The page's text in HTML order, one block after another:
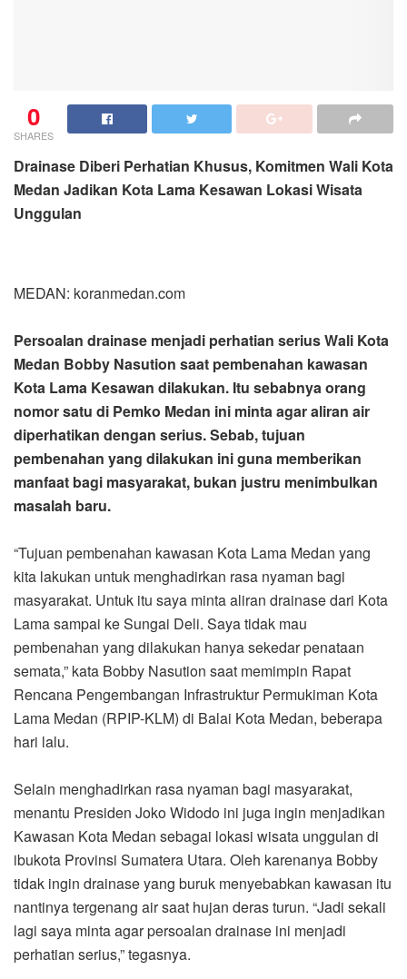
0
SHARES
Drainase Diberi Perhatian Khusus, Komitmen Wali Kota
Medan Jadikan Kota Lama Kesawan Lokasi Wisata
Unggulan
MEDAN: koranmedan.com
Persoalan drainase menjadi perhatian serius Wali Kota
Medan Bobby Nasution saat pembenahan kawasan
Kota Lama Kesawan dilakukan. Itu sebabnya orang
nomor satu di Pemko Medan ini minta agar aliran air
diperhatikan dengan serius. Sebab, tujuan
pembenahan yang dilakukan ini guna memberikan
manfaat bagi masyarakat, bukan justru menimbulkan
masalah baru.
“Tujuan pembenahan kawasan Kota Lama Medan yang
kita lakukan untuk menghadirkan rasa nyaman bagi
masyarakat. Untuk itu saya minta aliran drainase dari Kota
Lama sampai ke Sungai Deli. Saya tidak mau
pembenahan yang dilakukan hanya sekedar penataan
semata,” kata Bobby Nasution saat memimpin Rapat
Rencana Pengembangan Infrastruktur Permukiman Kota
Lama Medan (RPIP-KLM) di Balai Kota Medan, beberapa
hari lalu.
Selain menghadirkan rasa nyaman bagi masyarakat,
menantu Presiden Joko Widodo ini juga ingin menjadikan
Kawasan Kota Medan sebagai lokasi wisata unggulan di
ibukota Provinsi Sumatera Utara. Oleh karenanya Bobby
tidak ingin drainase yang buruk menyebabkan kawasan itu
nantinya tergenang air saat hujan deras turun. “Jadi sekali
lagi saya minta agar persoalan drainase ini menjadi
perhatian serius,” tegasnya.